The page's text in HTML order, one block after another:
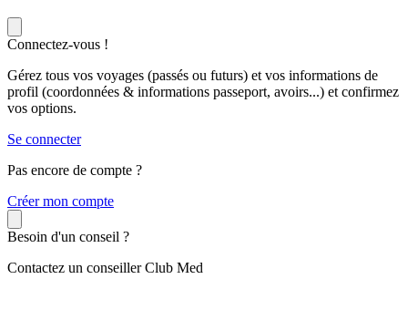
Connectez-vous !
Gérez tous vos voyages (passés ou futurs) et vos informations de
profil (coordonnées & informations passeport, avoirs...) et confirmez
vos options.
Se connecter
Pas encore de compte ?
Créer mon compte
Besoin d'un conseil ?
Contactez un conseiller Club Med